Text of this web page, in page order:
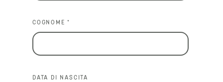
COGNOME *
DATA DI NASCITA